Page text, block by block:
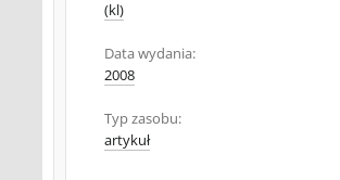
(kl)
Data wydania:
2008
Typ zasobu:
artykuł